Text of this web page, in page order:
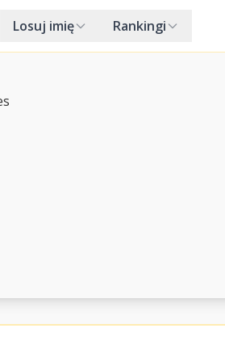
Losuj imię Rankingi